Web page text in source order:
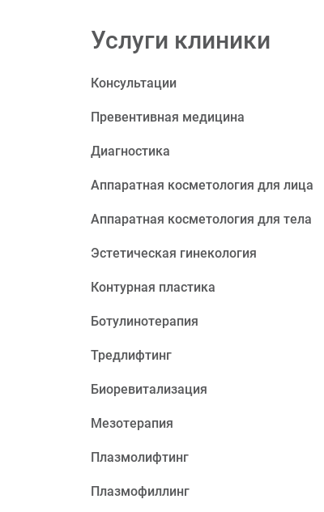
Услуги клиники
Консультации
Превентивная медицина
Диагностика
Аппаратная косметология для лица
Аппаратная косметология для тела
Эстетическая гинекология
Контурная пластика
Ботулинотерапия
Тредлифтинг
Биоревитализация
Мезотерапия
Плазмолифтинг
Плазмофиллинг